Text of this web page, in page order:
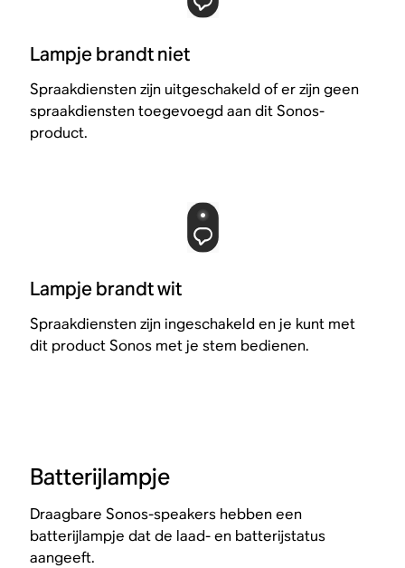
Lampje brandt niet
Spraakdiensten zijn uitgeschakeld of er zijn geen
spraakdiensten toegevoegd aan dit Sonos-
product.
Lampje brandt wit
Spraakdiensten zijn ingeschakeld en je kunt met
dit product Sonos met je stem bedienen.
Batterijlampje
Draagbare Sonos-speakers hebben een
batterijlampje dat de laad- en batterijstatus
aangeeft.